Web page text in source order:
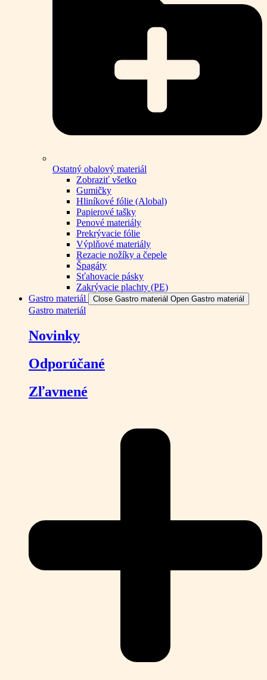
Ostatný obalový materiál
Zobraziť všetko
Gumičky
Hliníkové fólie (Alobal)
Papierové tašky
Penové materiály
Prekrývacie fólie
Výplňové materiály
Rezacie nožíky a čepele
Špagáty
Sťahovacie pásky
Zakrývacie plachty (PE)
Gastro materiál
Close Gastro materiál Open Gastro materiál
Gastro materiál
Novinky
Odporúčané
Zľavnené